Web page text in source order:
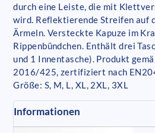
durch eine Leiste, die mit
wird. Reflektierende Streifen auf
Ärmeln. Versteckte Kapuze im
Rippenbündchen. Enthält drei
und 1 Innentasche). Produkt
2016/425, zertifiziert nach
Größe: S, M, L, XL, 2XL, 3XL
Informationen